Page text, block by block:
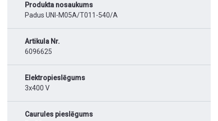
Produkta nosaukums
Padus UNI-M05A/T011-540/A
Artikula Nr.
6096625
Elektropieslēgums
3x400 V
Caurules pieslēgums